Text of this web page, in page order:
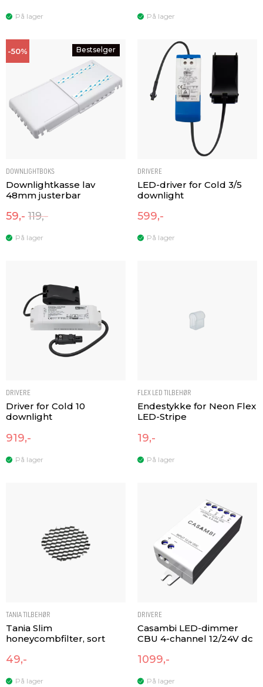
På lager På lager
-50% Bestselger
DOWNLIGHTBOKS
Downlightkasse lav
48mm justerbar
59,- 119,-
På lager
DRIVERE
LED-driver for Cold 3/5
downlight
599,-
På lager
DRIVERE
Driver for Cold 10
downlight
919,-
På lager
FLEX LED TILBEHØR
Endestykke for Neon Flex
LED-Stripe
19,-
På lager
TANIA TILBEHØR
Tania Slim
honeycombfilter, sort
49,-
På lager
DRIVERE
Casambi LED-dimmer
CBU 4-channel 12/24V dc
1099,-
På lager